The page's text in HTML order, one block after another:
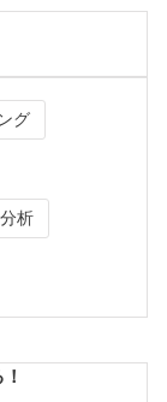
グ
分析